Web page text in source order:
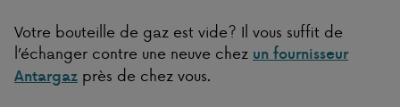
Votre bouteille de gaz est vide? Il vous suffit de
l’échanger contre une neuve chez un fournisseur
Antargaz près de chez vous.